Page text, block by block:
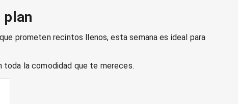
plan
prometen recintos llenos, esta semana es ideal para
toda la comodidad que te mereces.